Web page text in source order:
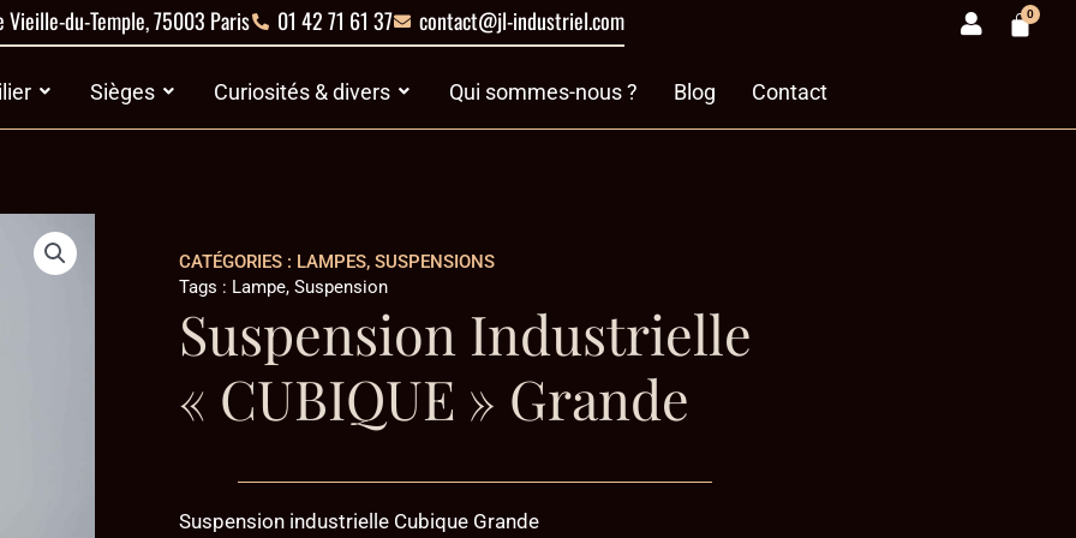
Vieille-du-Temple, 75003 Paris 01 42 71 61 37 contact@jl-industriel.com 0
Ouvrir Mobilier
Sièges Ouvrir SiègesCuriosités & divers Ouvrir Curiosités & divers
Qui sommes-nous ? Blog Contact
CATÉGORIES : LAMPES,SUSPENSIONS
Tags : Lampe,Suspension
Suspension Industrielle
« CUBIQUE » Grande
Suspension industrielle Cubique Grande